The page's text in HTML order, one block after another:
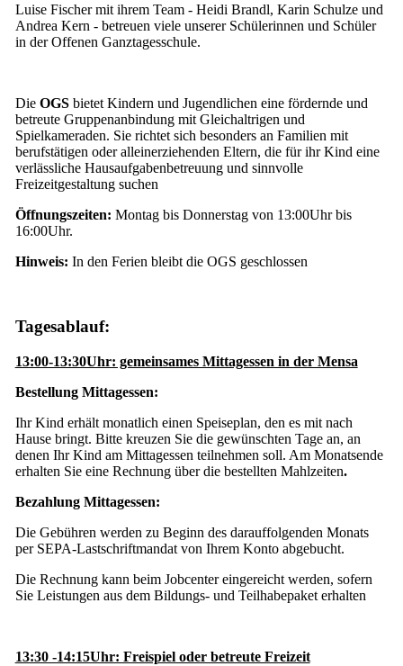
Luise Fischer mit ihrem Team - Heidi Brandl, Karin Schulze und
Andrea Kern - betreuen viele unserer Schülerinnen und Schüler
in der Offenen Ganztagesschule.
Die OGSbietet Kindern und Jugendlichen eine fördernde und
betreute Gruppenanbindung mit Gleichaltrigen und
Spielkameraden. Sie richtet sich besonders an Familien mit
berufstätigen oder alleinerziehenden Eltern, die für ihr Kind eine
verlässliche Hausaufgabenbetreuung und sinnvolle
Freizeitgestaltung suchen
Öffnungszeiten: Montag bis Donnerstag von 13:00Uhr bis
16:00Uhr.
Hinweis: In den Ferien bleibt die OGS geschlossen
Tagesablauf:
13:00-13:30Uhr: gemeinsames Mittagessen in der Mensa
Bestellung Mittagessen:
Ihr Kind erhält monatlich einen Speiseplan, den es mit nach
Hause bringt. Bitte kreuzen Sie die gewünschten Tage an, an
denen Ihr Kind am Mittagessen teilnehmen soll. Am Monatsende
erhalten Sie eine Rechnung über die bestellten Mahlzeiten.
Bezahlung Mittagessen:
Die Gebühren werden zu Beginn des darauffolgenden Monats
per SEPA-Lastschriftmandat von Ihrem Konto abgebucht.
Die Rechnung kann beim Jobcenter eingereicht werden, sofern
Sie Leistungen aus dem Bildungs- und Teilhabepaket erhalten
13:30 -14:15Uhr: Freispiel oder betreute Freizeit